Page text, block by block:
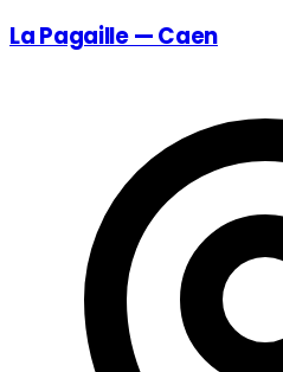
La Pagaille — Caen